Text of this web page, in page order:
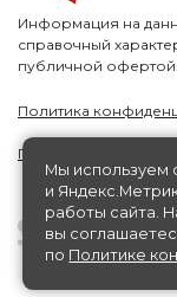
Информация на
справочный
публичной офертой.
Политика
Публичная офера
Мы используем
и
работы сайта.
вы
по Политике